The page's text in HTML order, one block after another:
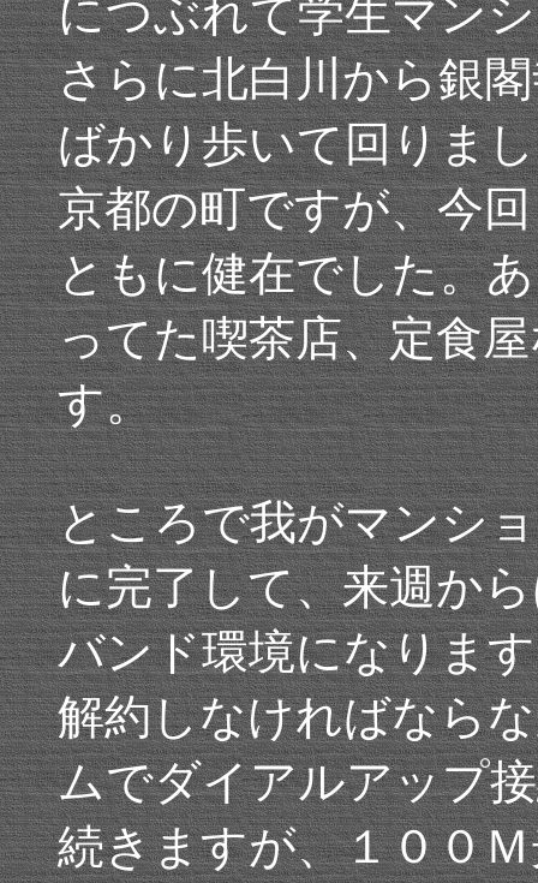
につぶれて学生マン
さらに北白川から銀
ばかり歩いて回りま
京都の町ですが、今
ともに健在でした。
ってた喫茶店、定食
す。
ところで我がマンシ
に完了して、来週か
バンド環境になりま
解約しなければなら
ムでダイアルアップ
続きますが、１００